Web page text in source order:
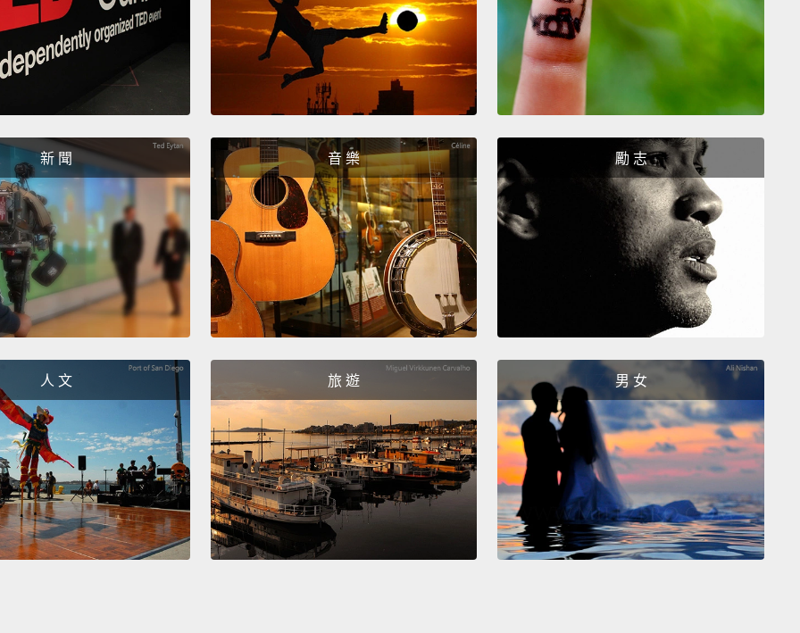
carpenter. He was caught in Florence,
and I returned to
the Louvre.
那是場大混亂。巴黎陷入一陣騷動。警察到處逮捕人。而這股
歇斯底里達到白熱化，在警方懷疑並審問全世界最有名的藝術
一名義大利木匠。他在佛羅倫斯被逮捕，而我則重返羅浮宮。
From that day forward, I became the darling of the art
world. Everyone wanted to see Napoleon's da Vinci
painting Picasso was suspected of stealing. Soon,
tourists crowded in, and most people forgot why I was
famous in the first place.
That might raise some
eyebrows, but not mine since I don't have any.
從那天起，我成為藝術界的最愛。大家都想看那幅畢卡索被懷
疑是小偷、拿破崙擁有的達文西畫作。不久後，遊客們蜂擁而
入，而多數人已忘了我最初出名的原因。那可能會讓有些人驚
訝挑眉，但我可不會，因為我根本沒有眉毛。
Oh! You didn't notice I don't have any eyebrows? I told
you—
I'm full of surprises.
喔!你沒注意到我沒有眉毛嗎？就跟你說啦－－我充滿驚奇。
新 聞 音 樂 勵 志
人 文 旅 遊 男 女